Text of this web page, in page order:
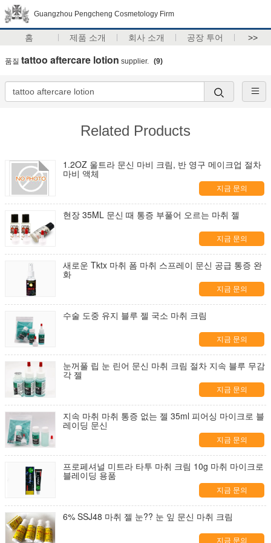
Guangzhou Pengcheng Cosmetology Firm
홈 제품 소개 회사 소개 공장 투어 >>
품질 tattoo aftercare lotion supplier. (9)
Related Products
1.2OZ 울트라 문신 마비 크림, 반 영구 메이크업 절차
마비 액체
지금 문의
현장 35ML 문신 때 통증 부풀어 오르는 마취 젤
지금 문의
새로운 Tktx 마취 폼 마취 스프레이 문신 공급 통증 완
화
지금 문의
수술 도중 유지 블루 젤 국소 마취 크림
지금 문의
눈꺼풀 립 눈 린어 문신 마취 크림 절차 지속 블루 무감
각 젤
지금 문의
지속 마취 마취 통증 없는 젤 35ml 피어싱 마이크로 블
레이딩 문신
지금 문의
프로페셔널 미트라 타투 마취 크림 10g 마취 마이크로
블레이딩 용품
지금 문의
6% SSJ48 마취 젤 눈?? 눈 잎 문신 마취 크림
지금 문의